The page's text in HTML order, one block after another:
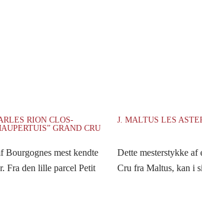
RION CLOS-
GRAND CRU
Bourgognes mest kendte
Fra den lille parcel Petit
J. MALTUS LES
Dette mesterstykke
Cru fra Maltus, kan i